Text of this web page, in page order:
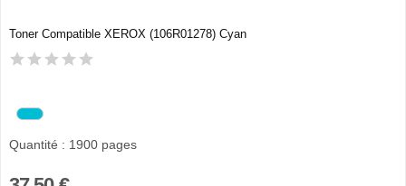
Toner Compatible XEROX (106R01278) Cyan
Quantité : 1900 pages